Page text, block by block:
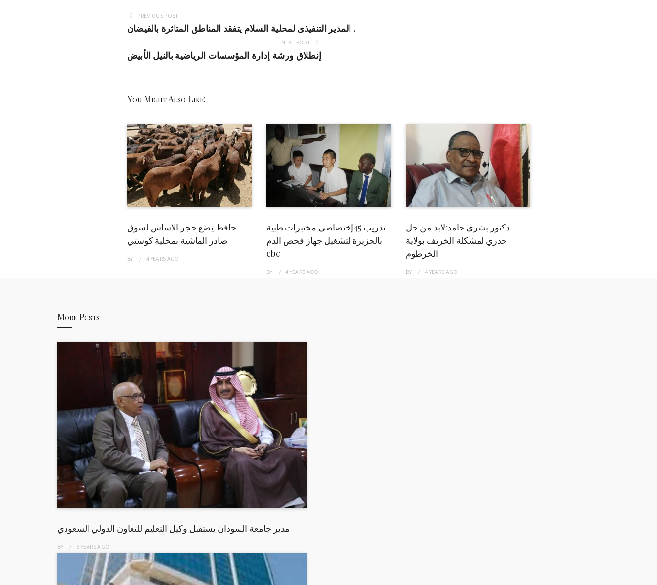
PREVIOUS POST
المدير التنفيذى لمحلية السلام يتفقد المناطق المتاثرة بالفيضان .
NEXT POST
إنطلاق ورشة إدارة المؤسسات الرياضية بالنيل الأبيض
You Might Also Like:
حافظ يضع حجر الاساس لسوق
صادر الماشية بمحلية كوستي
BY 4 YEARS AGO
تدريب 45إختصاصي مختبرات طبية
بالجزيرة لتشغيل جهاز فحص الدم
cbc
BY 4 YEARS AGO
دكتور بشرى حامد:لابد من حل
جذري لمشكلة الخريف بولاية
الخرطوم
BY 4 YEARS AGO
More Posts
مدير جامعة السودان يستقبل وكيل التعليم للتعاون الدولي السعودي
BY 5 YEARSAGO